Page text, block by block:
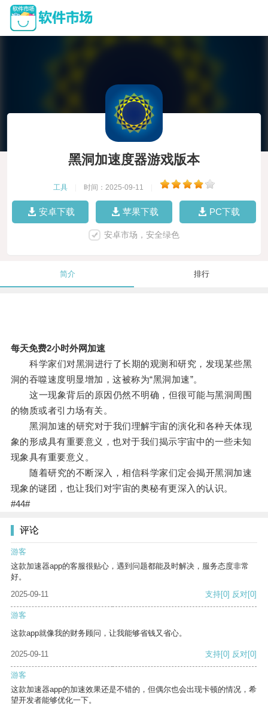
黑洞加速度器游戏版本
工具 时间：2025-09-11
安卓下载 苹果下载 PC下载
安卓市场，安全绿色
简介 排行
每天免费2小时外网加速
科学家们对黑洞进行了长期的观测和研究，发现某些黑
洞的吞噬速度明显增加，这被称为“黑洞加速”。
这一现象背后的原因仍然不明确，但很可能与黑洞周围
的物质或者引力场有关。
黑洞加速的研究对于我们理解宇宙的演化和各种天体现
象的形成具有重要意义，也对于我们揭示宇宙中的一些未知
现象具有重要意义。
随着研究的不断深入，相信科学家们定会揭开黑洞加速
现象的谜团，也让我们对宇宙的奥秘有更深入的认识。
#44#
评论
游客
这款加速器app的客服很贴心，遇到问题都能及时解决，服务态度非常
好。
2025-09-11
支持[0] 反对[0]
游客
这款app就像我的财务顾问，让我能够省钱又省心。
2025-09-11 支持[0] 反对[0]
游客
这款加速器app的加速效果还是不错的，但偶尔也会出现卡顿的情况，希
望开发者能够优化一下。